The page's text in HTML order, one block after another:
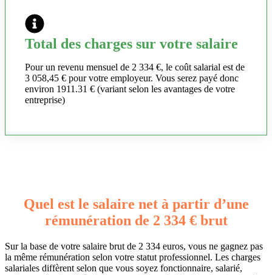
Total des charges sur votre salaire
Pour un revenu mensuel de 2 334 €, le coût salarial est de
3 058,45 € pour votre employeur. Vous serez payé donc
environ 1911.31 € (variant selon les avantages de votre
entreprise)
Quel est le salaire net à partir d’une
rémunération de 2 334 € brut
Sur la base de votre salaire brut de 2 334 euros, vous ne gagnez pas
la même rémunération selon votre statut professionnel. Les charges
salariales diffèrent selon que vous soyez fonctionnaire, salarié,